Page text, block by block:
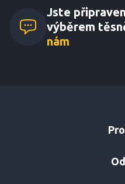
Jste
výběrem
nám